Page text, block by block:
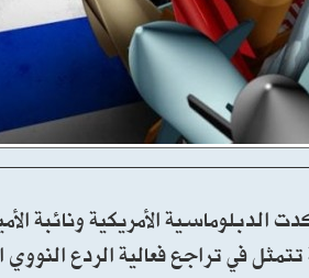
الدبلوماسية الأمريكية ونائبة
في تراجع فعالية الردع النووي